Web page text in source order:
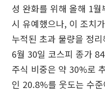
성 완화를 위해 올해 1
시 유예했으나, 이 조치
누적된 초과 물량을 정
6월 30일 코스피 종가
주식 비중은 약 30%로
인 20.8%를 웃도는 수준